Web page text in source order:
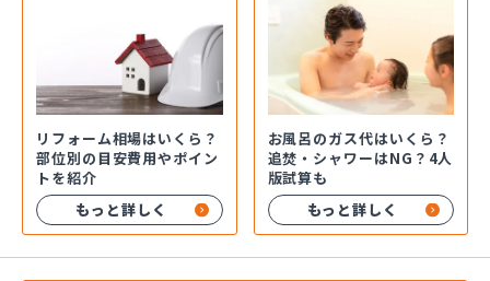
リフォーム相場はいくら？
部位別の目安費用やポイン
トを紹介
もっと詳しく
お風呂のガス代はいくら？
追焚・シャワーはNG？4人
版試算も
もっと詳しく